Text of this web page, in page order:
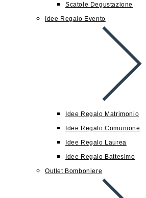
Scatole Degustazione
Idee Regalo Evento
Idee Regalo Matrimonio
Idee Regalo Comunione
Idee Regalo Laurea
Idee Regalo Battesimo
Outlet Bomboniere